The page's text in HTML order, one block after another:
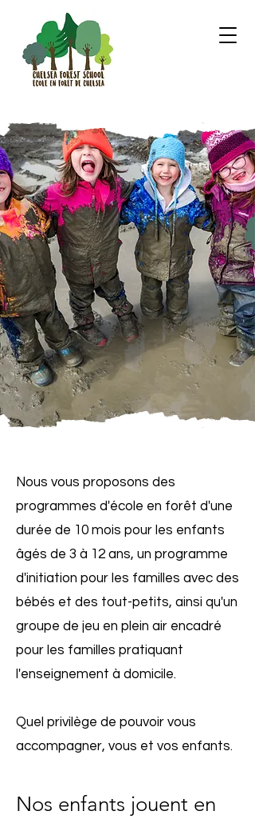
Nous vous proposons des
programmes d'école en forêt d'une
durée de 10 mois pour les enfants
âgés de 3 à 12 ans, un programme
d'initiation pour les familles avec des
bébés et des tout-petits, ainsi qu'un
groupe de jeu en plein air encadré
pour les familles pratiquant
l'enseignement à domicile.
Quel privilège de pouvoir vous
accompagner, vous et vos enfants.
Nos enfants jouent en